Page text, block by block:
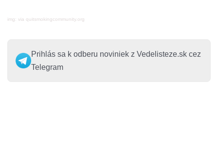
img: via quitsmokingcommunity.org
Prihlás sa k odberu noviniek z Vedelisteze.sk cez
Telegram